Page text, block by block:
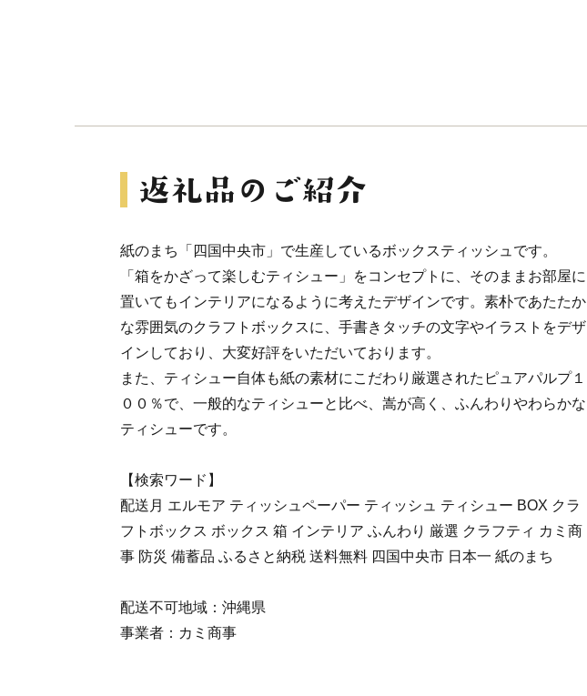
紙のまち「四国中央市」で生産しているボックスティッシュです。
「箱をかざって楽しむティシュー」をコンセプトに、そのままお部屋に
置いてもインテリアになるように考えたデザインです。素朴であたたか
な雰囲気のクラフトボックスに、手書きタッチの文字やイラストをデザ
インしており、大変好評をいただいております。
また、ティシュー自体も紙の素材にこだわり厳選されたピュアパルプ１
００％で、一般的なティシューと比べ、嵩が高く、ふんわりやわらかな
ティシューです。
【検索ワード】
配送月 エルモア ティッシュペーパー ティッシュ ティシュー BOX クラ
フトボックス ボックス 箱 インテリア ふんわり 厳選 クラフティ カミ商
事 防災 備蓄品 ふるさと納税 送料無料 四国中央市 日本一 紙のまち
配送不可地域：沖縄県
事業者：カミ商事